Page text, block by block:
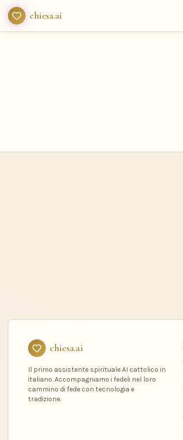
chiesa.ai
chiesa.ai
Il primo assistente spirituale AI cattolico in
italiano. Accompagniamo i fedeli nel loro
cammino di fede con tecnologia e
tradizione.